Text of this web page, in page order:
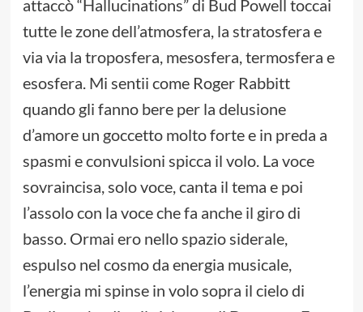
attaccò “Hallucinations” di Bud Powell toccai
tutte le zone dell’atmosfera, la stratosfera e
via via la troposfera, mesosfera, termosfera e
esosfera. Mi sentii come Roger Rabbitt
quando gli fanno bere per la delusione
d’amore un goccetto molto forte e in preda a
spasmi e convulsioni spicca il volo. La voce
sovraincisa, solo voce, canta il tema e poi
l’assolo con la voce che fa anche il giro di
basso. Ormai ero nello spazio siderale,
espulso nel cosmo da energia musicale,
l’energia mi spinse in volo sopra il cielo di